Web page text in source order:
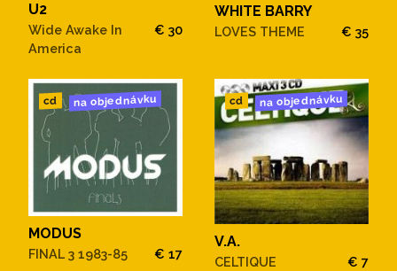
U2
Wide Awake In
America
€ 30
WHITE BARRY
LOVES THEME € 35
cd na objednávku
MODUS
FINAL 3 1983-85 € 17
cd na objednávku
V.A.
CELTIQUE € 7